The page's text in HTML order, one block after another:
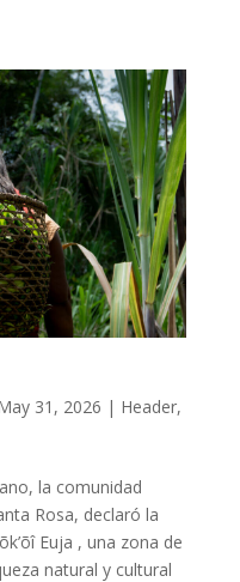
31, 2026 | Header,
la comunidad
Rosa, declaró la
Euja , una zona de
natural y cultural